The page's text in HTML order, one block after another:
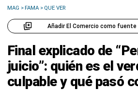
MAG >FAMA > QUE VER
Añadir El Comercio como
Final explicado de
juicio”: quién es el
culpable y qué pasó